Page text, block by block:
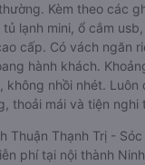
Kèm theo các
lạnh mini, ổ cắm
cấp. Có vách ngăn
hành khách.
không nhồi nhét.
thoải mái và tiện nghi
Thuận Thạnh Trị -
phí tại nội thành